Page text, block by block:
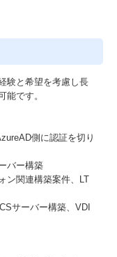
験と希望を考慮し長
能です。
側に認証を切り
バー構築
ン関連構築案件、LT
サーバー構築、VDI